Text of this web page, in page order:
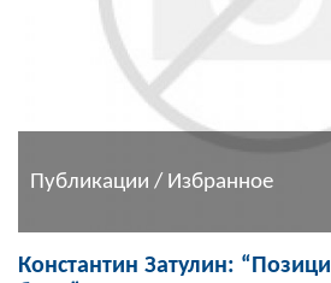
Публикации / Избранное
Константин Затулин: